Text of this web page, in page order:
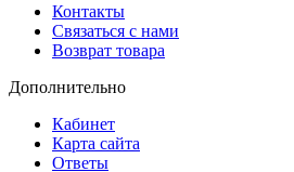
Контакты
Связаться с нами
Возврат товара
Дополнительно
Кабинет
Карта сайта
Ответы